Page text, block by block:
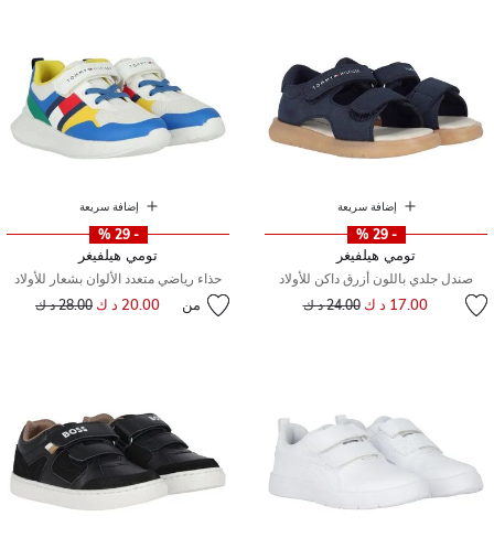
إضافة سريعة
- 29 %
تومي هيلفيغر
صندل جلدي باللون أزرق داكن للأولاد
17.00 د ك سعر مخفض من
24.00 د ك
إضافة سريعة
- 29 %
تومي هيلفيغر
حذاء رياضي متعدد الألوان بشعار للأولاد
من 20.00 د ك سعر مخفض من
28.00 د ك إلى